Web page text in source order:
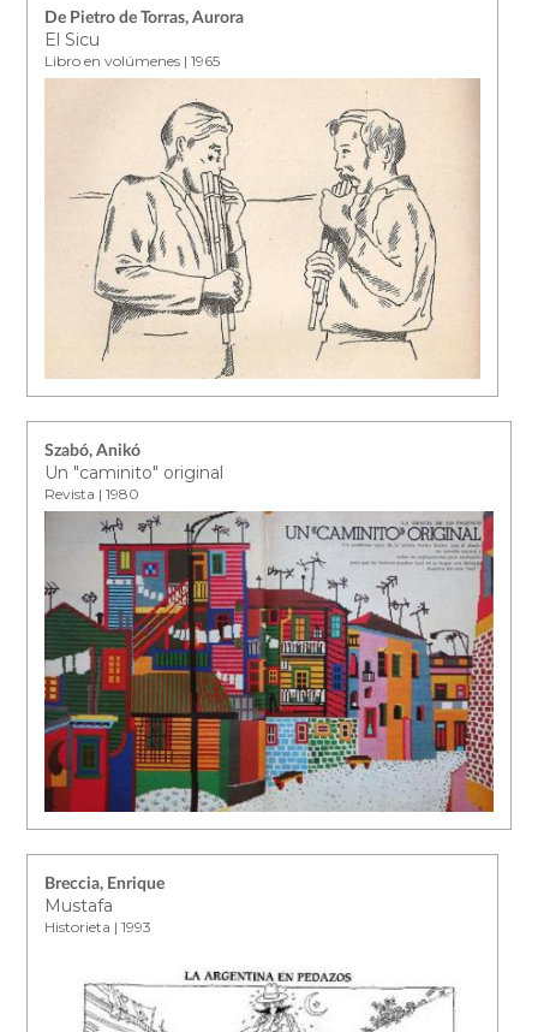
De Pietro de Torras, Aurora
El Sicu
Libro en volúmenes | 1965
Szabó, Anikó
Un "caminito" original
Revista | 1980
Breccia, Enrique
Mustafa
Historieta | 1993